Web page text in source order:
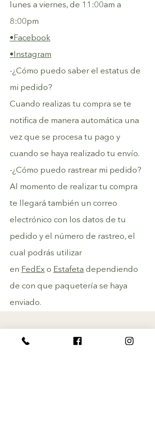
lunes a viernes, de 11:00am a
8:00pm
•Facebook
•Instagram
-¿Cómo puedo saber el estatus de
mi pedido?
Cuando realizas tu compra se te
notifica de manera automática una
vez que se procesa tu pago y
cuando se haya realizado tu envío.
-¿Cómo puedo rastrear mi pedido?
Al momento de realizar tu compra
te llegará también un correo
electrónico con los datos de tu
pedido y el número de rastreo, el
cual podrás utilizar
en FedEx o Estafeta dependiendo
de con que paquetería se haya
enviado.